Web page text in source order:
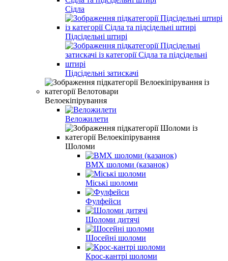
Сідла
Підсідельні штирі
Підсідельні затискачі
Велоекіпірування
Веложилети
Шоломи
BMX шоломи (казанок)
Міські шоломи
Фулфейси
Шоломи дитячі
Шосейні шоломи
Крос-кантрі шоломи